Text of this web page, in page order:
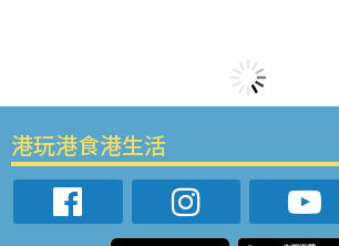
港玩港食港生活